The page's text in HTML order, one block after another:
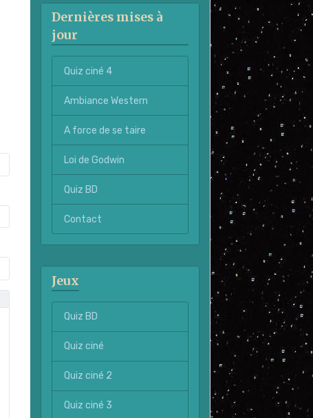
Dernières mises à
jour
Quiz ciné 4
Ambiance Western
A force de se taire
Loi de Godwin
Quiz BD
Contact
Jeux
Quiz BD
Quiz ciné
Quiz ciné 2
Quiz ciné 3